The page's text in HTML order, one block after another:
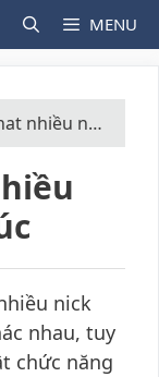
MENU
Yahoo cùng lúc
nick
nhau, tuy
chức năng